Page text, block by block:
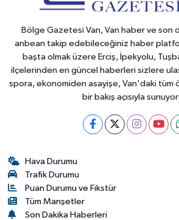
Bölge Gazetesi Van, Van haber ve son
anbean takip edebileceğiniz haber
başta olmak üzere Erciş, İpekyolu,
ilçelerinden en güncel haberleri sizlere
spora, ekonomiden asayişe, Van'daki tüm
bir bakış açısıyla
Hava Durumu
Trafik Durumu
Puan Durumu ve Fikstür
Tüm Manşetler
Son Dakika Haberleri